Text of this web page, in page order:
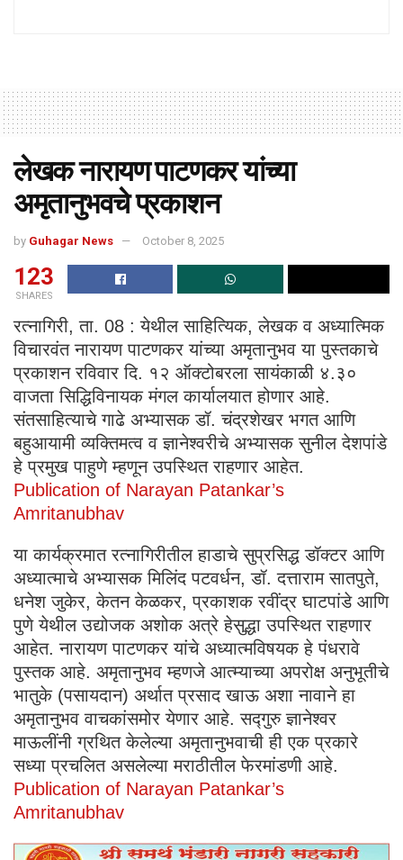
लेखक नारायण पाटणकर यांच्या
अमृतानुभवचे प्रकाशन
by Guhagar News October 8, 2025
123
SHARES
रत्नागिरी, ता. 08 : येथील साहित्यिक, लेखक व अध्यात्मिक
विचारवंत नारायण पाटणकर यांच्या अमृतानुभव या पुस्तकाचे
प्रकाशन रविवार दि. १२ ऑक्टोबरला सायंकाळी ४.३०
वाजता सिद्धिविनायक मंगल कार्यालयात होणार आहे.
संतसाहित्याचे गाढे अभ्यासक डॉ. चंद्रशेखर भगत आणि
बहुआयामी व्यक्तिमत्व व ज्ञानेश्वरीचे अभ्यासक सुनील देशपांडे
हे प्रमुख पाहुणे म्हणून उपस्थित राहणार आहेत.
Publication of Narayan Patankar’s
Amritanubhav
या कार्यक्रमात रत्नागिरीतील हाडाचे सुप्रसिद्ध डॉक्टर आणि
अध्यात्माचे अभ्यासक मिलिंद पटवर्धन, डॉ. दत्ताराम सातपुते,
धनेश जुकेर, केतन केळकर, प्रकाशक रवींद्र घाटपांडे आणि
पुणे येथील उद्योजक अशोक अत्रे हेसुद्धा उपस्थित राहणार
आहेत. नारायण पाटणकर यांचे अध्यात्मविषयक हे पंधरावे
पुस्तक आहे. अमृतानुभव म्हणजे आत्म्याच्या अपरोक्ष अनुभूतीचे
भातुके (पसायदान) अर्थात प्रसाद खाऊ अशा नावाने हा
अमृतानुभव वाचकांसमोर येणार आहे. सद्गुरु ज्ञानेश्वर
माऊलींनी ग्रथित केलेल्या अमृतानुभवाची ही एक प्रकारे
सध्या प्रचलित असलेल्या मराठीतील फेरमांडणी आहे.
Publication of Narayan Patankar’s
Amritanubhav